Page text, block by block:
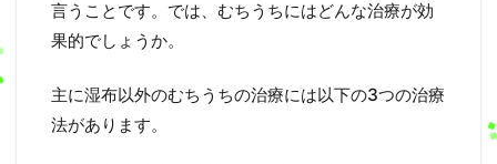
言うことです。では、むちうちにはどんな治療が効
果的でしょうか。
主に湿布以外のむちうちの治療には以下の3つの治療
法があります。